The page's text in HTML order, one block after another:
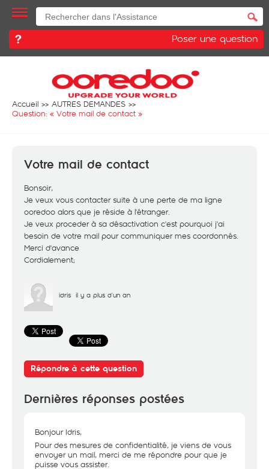
Poser une question
Accueil
AUTRES DEMANDES
Question: « Votre mail de contact »
Votre mail de contact
Bonsoir,
Je veux vous contacter suite à une perte de ma ligne
ooredoo alors que je réside à l'étranger.
Je veux proceder à sa désactivation c'est pourquoi j'ai
besoin de votre mail pour communiquer mes coordonnés.
Merci d'avance
Cordialement;
idris il y a plus d'un an
Répondre à cette question
Dernières réponses postées
Bonjour Idris,
Pour des mesures de confidentialité, je viens de vous
envoyer un mail, merci de me répondre pour que je
puisse vous assister.